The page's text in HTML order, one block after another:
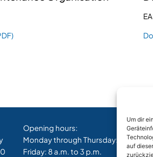
Um dir
auf
Opening hours:
Monday through Thursday: 8 a.m. to
Friday: 8 a.m. to 3 p.m.